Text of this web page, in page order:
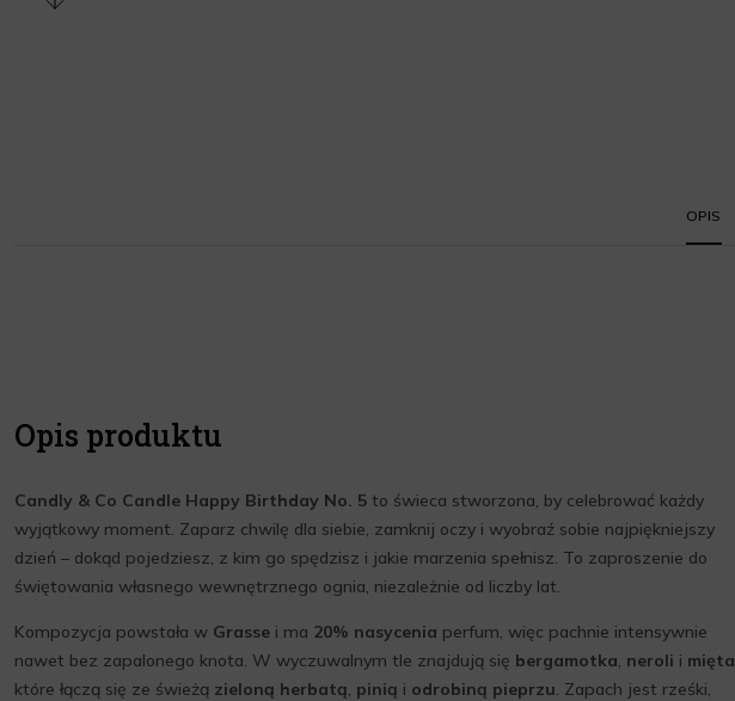
OPIS
Opis produktu
Candly & Co Candle Happy Birthday No. 5 to świeca stworzona, by celebrować każdy
wyjątkowy moment. Zaparz chwilę dla siebie, zamknij oczy i wyobraź sobie najpiękniejszy
dzień – dokąd pojedziesz, z kim go spędzisz i jakie marzenia spełnisz. To zaproszenie do
świętowania własnego wewnętrznego ognia, niezależnie od liczby lat.
Kompozycja powstała w Grasse i ma 20% nasycenia perfum, więc pachnie intensywnie
nawet bez zapalonego knota. W wyczuwalnym tle znajdują się bergamotka, neroli i mięta
które łączą się ze świeżą zieloną herbatą, pinią i odrobiną pieprzu. Zapach jest rześki,